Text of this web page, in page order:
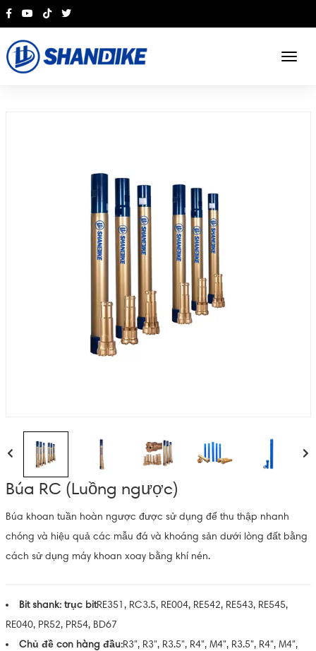
Búa RC (Luồng ngược)
Búa khoan tuần hoàn ngược được sử dụng để thu thập nhanh
chóng và hiệu quả các mẫu đá và khoáng sản dưới lòng đất bằng
cách sử dụng máy khoan xoay bằng khí nén.
Bit shank: trục bitRE351, RC3.5, RE004, RE542, RE543, RE545,
RE040, PR52, PR54, BD67
Chủ đề con hàng đầu:R3", R3", R3.5", R4", M4", R3.5", R4", M4",